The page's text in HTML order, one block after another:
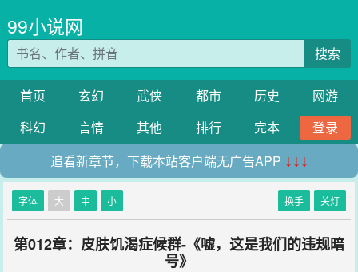
99小说网
搜索
首页 玄幻 武侠 都市 历史
网游
科幻
言情 其他 排行 完本
登录
追看新章节，下载本站客户端无广告APP ↓↓↓
字体 大 中 小 换手 关灯
第012章：皮肤饥渴症候群-《嘘，这是我们的违规暗
号》